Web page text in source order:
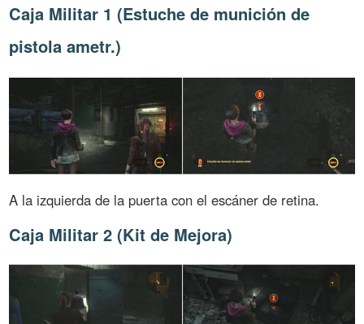
Caja Militar 1 (Estuche de munición de
pistola ametr.)
A la izquierda de la puerta con el escáner de retina.
Caja Militar 2 (Kit de Mejora)